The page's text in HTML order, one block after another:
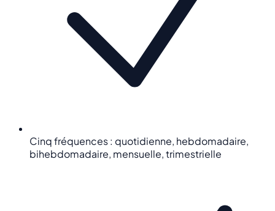
Cinq fréquences : quotidienne, hebdomadaire,
bihebdomadaire, mensuelle, trimestrielle